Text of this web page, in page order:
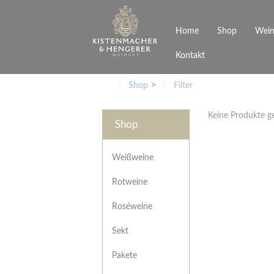
Home Shop
Weißweine
Roséweine
Junges Schwaben
Veranstaltungen
Kontakt
Shop Filter
Shop
Weißweine
Rotweine
Roséweine
Sekt
Pakete
Keine Produkte